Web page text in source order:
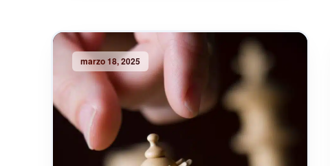
marzo 18, 2025